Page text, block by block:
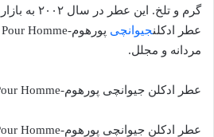
گرم و تلخ. این عطر در سال ۲۰۰۲ به بازار
عطر ادکلنجیوانچی پورهوم-
مردانه و مجلل.
عطر ادکلن جیوانچی پورهوم-Givenchy Pour Homme